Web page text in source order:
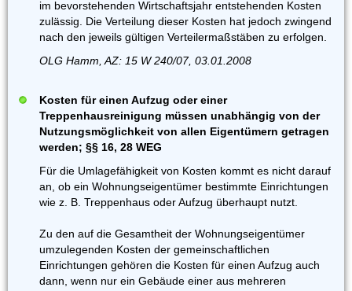
im bevorstehenden Wirtschaftsjahr entstehenden Kosten
zulässig. Die Verteilung dieser Kosten hat jedoch zwingend
nach den jeweils gültigen Verteilermaßstäben zu erfolgen.
OLG Hamm, AZ: 15 W 240/07, 03.01.2008
Kosten für einen Aufzug oder einer
Treppenhausreinigung müssen unabhängig von der
Nutzungsmöglichkeit von allen Eigentümern getragen
werden; §§ 16, 28 WEG
Für die Umlagefähigkeit von Kosten kommt es nicht darauf
an, ob ein Wohnungseigentümer bestimmte Einrichtungen
wie z. B. Treppenhaus oder Aufzug überhaupt nutzt.
Zu den auf die Gesamtheit der Wohnungseigentümer
umzulegenden Kosten der gemeinschaftlichen
Einrichtungen gehören die Kosten für einen Aufzug auch
dann, wenn nur ein Gebäude einer aus mehreren